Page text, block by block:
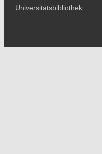
Universitätsbibliothek